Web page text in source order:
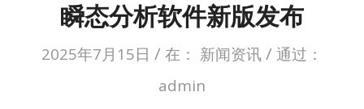
瞬态分析软件新版发布
2025年7月15日 / 在： 新闻资讯 / 通过：
admin